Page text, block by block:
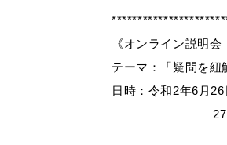
《オンライン説明
テーマ：「疑問を紐
日時：令和2年6月
27日(土)
（希望日を